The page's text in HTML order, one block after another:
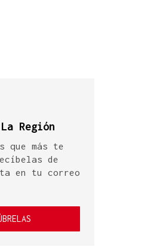
Región
que más te
de
en tu correo